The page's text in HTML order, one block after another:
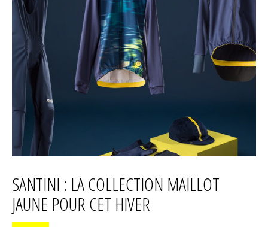
SANTINI : LA COLLECTION MAILLOT
JAUNE POUR CET HIVER